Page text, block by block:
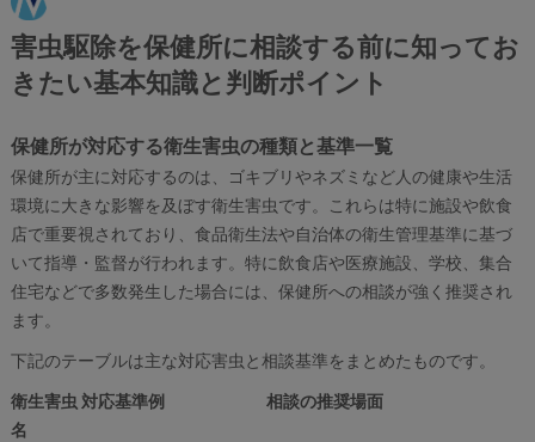
害虫駆除を保健所に相談する前に知ってお
きたい基本知識と判断ポイント
保健所が対応する衛生害虫の種類と基準一覧
保健所が主に対応するのは、ゴキブリやネズミなど人の健康や生活
環境に大きな影響を及ぼす衛生害虫です。これらは特に施設や飲食
店で重要視されており、食品衛生法や自治体の衛生管理基準に基づ
いて指導・監督が行われます。特に飲食店や医療施設、学校、集合
住宅などで多数発生した場合には、保健所への相談が強く推奨され
ます。
下記のテーブルは主な対応害虫と相談基準をまとめたものです。
衛生害虫
名
対応基準例 相談の推奨場面